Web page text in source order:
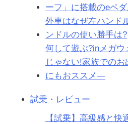
ーフ」に搭載のeペ
外車はなぜ左ハンド
ンドルの使い勝手は?
何して遊ぶ?inメガ
じゃない!家族でのお
にもおススメ―
試乗・レビュー
【試乗】高級感と快